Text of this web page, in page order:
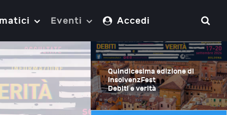
Eventi Accedi
Quindicesima edizione di
InsolvenzFest
Debiti e verità